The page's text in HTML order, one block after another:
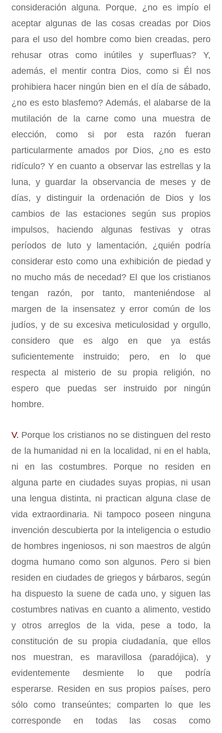
consideración alguna. Porque, ¿no es impío el
aceptar algunas de las cosas creadas por Dios
para el uso del hombre como bien creadas, pero
rehusar otras como inútiles y superfluas? Y,
además, el mentir contra Dios, como si Él nos
prohibiera hacer ningún bien en el día de sábado,
¿no es esto blasfemo? Además, el alabarse de la
mutilación de la carne como una muestra de
elección, como si por esta razón fueran
particularmente amados por Dios, ¿no es esto
ridículo? Y en cuanto a observar las estrellas y la
luna, y guardar la observancia de meses y de
días, y distinguir la ordenación de Dios y los
cambios de las estaciones según sus propios
impulsos, haciendo algunas festivas y otras
períodos de luto y lamentación, ¿quién podría
considerar esto como una exhibición de piedad y
no mucho más de necedad? El que los cristianos
tengan razón, por tanto, manteniéndose al
margen de la insensatez y error común de los
judíos, y de su excesiva meticulosidad y orgullo,
considero que es algo en que ya estás
suficientemente instruido; pero, en lo que
respecta al misterio de su propia religión, no
espero que puedas ser instruido por ningún
hombre.
V. Porque los cristianos no se distinguen del resto
de la humanidad ni en la localidad, ni en el habla,
ni en las costumbres. Porque no residen en
alguna parte en ciudades suyas propias, ni usan
una lengua distinta, ni practican alguna clase de
vida extraordinaria. Ni tampoco poseen ninguna
invención descubierta por la inteligencia o estudio
de hombres ingeniosos, ni son maestros de algún
dogma humano como son algunos. Pero si bien
residen en ciudades de griegos y bárbaros, según
ha dispuesto la suene de cada uno, y siguen las
costumbres nativas en cuanto a alimento, vestido
y otros arreglos de la vida, pese a todo, la
constitución de su propia ciudadanía, que ellos
nos muestran, es maravillosa (paradójica), y
evidentemente desmiente lo que podría
esperarse. Residen en sus propios países, pero
sólo como transeúntes; comparten lo que les
corresponde en todas las cosas como